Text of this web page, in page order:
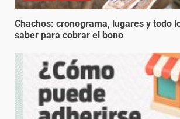
Chachos: cronograma, lugares y todo
saber para cobrar el bono